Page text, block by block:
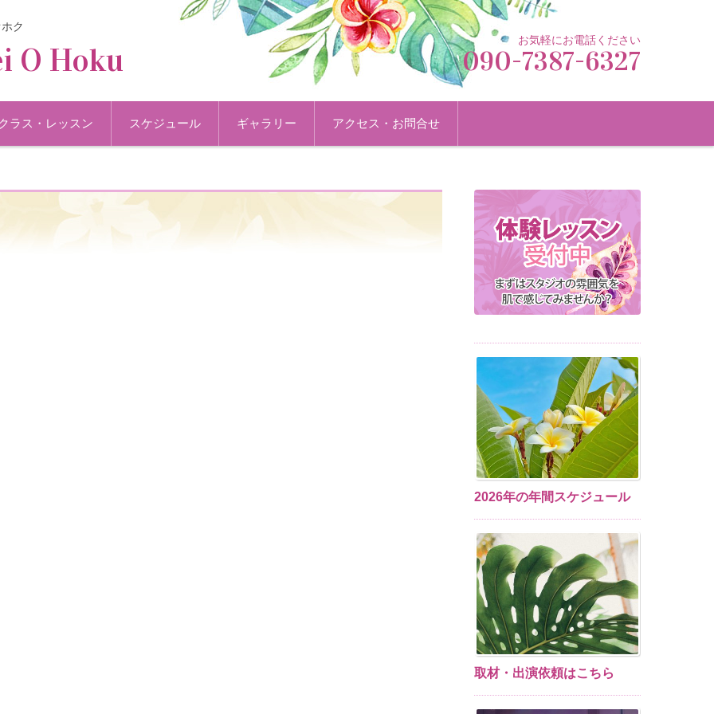
ク
O Hoku
お気軽にお電話ください
090-7387-6327
ラス・レッスン スケジュール ギャラリー アクセス・お問合せ
2026年の年間スケジュール
取材・出演依頼はこちら